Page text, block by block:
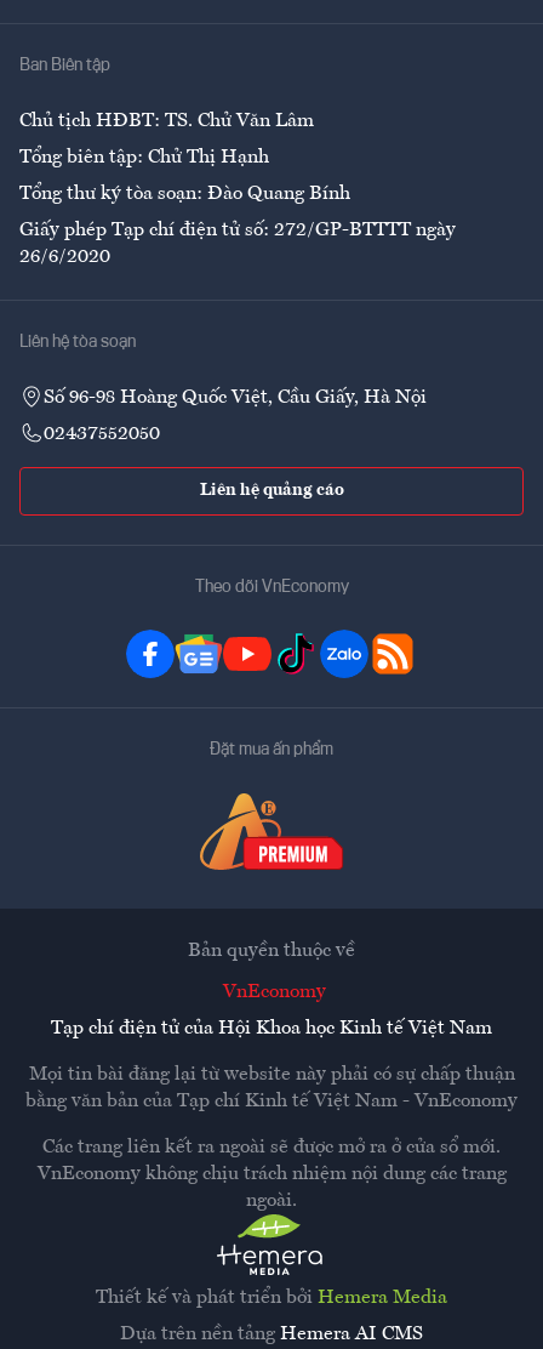
Ban Biên tập
Chủ tịch HĐBT: TS. Chử Văn Lâm
Tổng biên tập: Chử Thị Hạnh
Tổng thư ký tòa soạn: Đào Quang Bính
Giấy phép Tạp chí điện tử số: 272/GP-BTTTT ngày
26/6/2020
Liên hệ tòa soạn
Số 96-98 Hoàng Quốc Việt, Cầu Giấy, Hà Nội
02437552050
Liên hệ quảng cáo
Theo dõi VnEconomy
Đặt mua ấn phẩm
Thiết kế và phát triển bởi Hemera Media
Dựa trên nền tảng Hemera AI CMS
Bản quyền thuộc về
VnEconomy
Tạp chí điện tử của Hội Khoa học Kinh tế Việt Nam
Mọi tin bài đăng lại từ website này phải có sự chấp thuận
bằng văn bản của Tạp chí Kinh tế Việt Nam - VnEconomy
Các trang liên kết ra ngoài sẽ được mở ra ở cửa sổ mới.
VnEconomy không chịu trách nhiệm nội dung các trang
ngoài.